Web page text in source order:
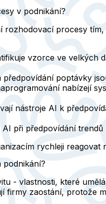
v podnikání?
rozhodovací procesy
vzorce ve velkých
předpovídání poptávky
nabízejí
nástroje AI k
při předpovídání
rychleji
podnikání?
- vlastnosti, které
firmy zaostání, protože